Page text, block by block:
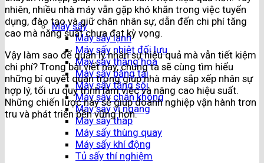
Máy sấy
Máy sấy lạnh
Máy sấy nhiệt đối lưu
Máy sấy thăng hoa
Máy sấy băng tải
Máy sấy tầng sôi
Máy sấy chân không
Máy sấy vĩ ngang
Máy sấy tháp
Máy sấy thùng quay
Máy sấy khí động
Tủ sấy thí nghiệm
nhiên, nhiều nhà máy vẫn gặp khó khăn trong việc tuyển
dụng, đào tạo và giữ chân nhân sự, dẫn đến chi phí tăng
cao mà năng suất chưa đạt kỳ vọng.
Vậy làm sao để quản lý nhân sự hiệu quả mà vẫn tiết kiệm
chi phí? Trong bài viết này, chúng ta sẽ cùng tìm hiểu
những bí quyết quan trọng giúp nhà máy sắp xếp nhân sự
hợp lý, tối ưu quy trình làm việc và nâng cao hiệu suất.
Những chiến lược này sẽ giúp doanh nghiệp vận hành trơn
tru và phát triển bền vững hơn.